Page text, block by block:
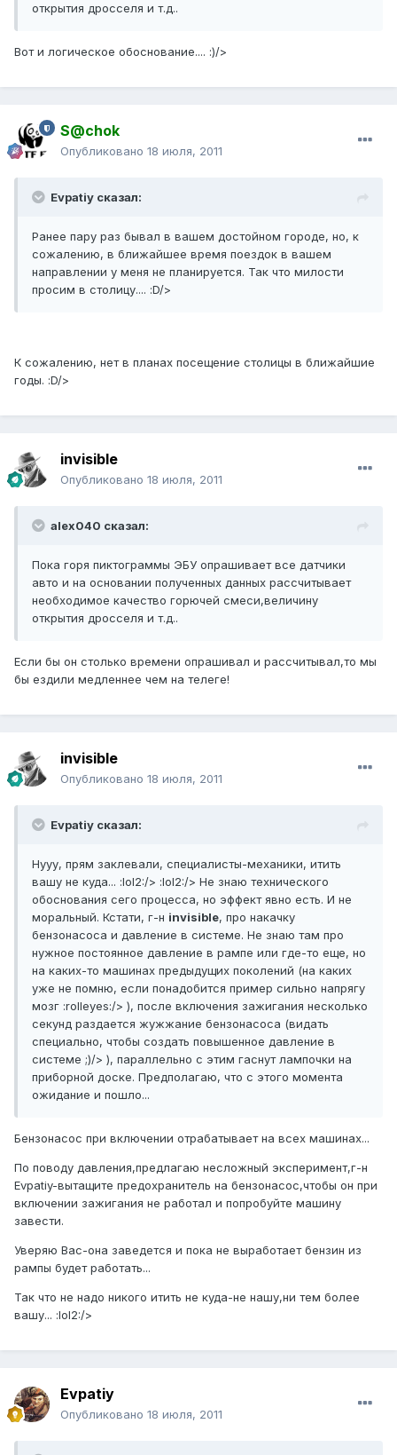
открытия дросселя и т.д..
Вот и логическое обоснование.... :)/>
S@chok
Опубликовано 18 июля, 2011
Evpatiy сказал:
Ранее пару раз бывал в вашем достойном городе, но, к
сожалению, в ближайшее время поездок в вашем
направлении у меня не планируется. Так что милости
просим в столицу.... :D/>
К сожалению, нет в планах посещение столицы в ближайшие
годы. :D/>
invisible
Опубликовано 18 июля, 2011
alex040 сказал:
Пока горя пиктограммы ЭБУ опрашивает все датчики
авто и на основании полученных данных рассчитывает
необходимое качество горючей смеси,величину
открытия дросселя и т.д..
Если бы он столько времени опрашивал и рассчитывал,то мы
бы ездили медленнее чем на телеге!
invisible
Опубликовано 18 июля, 2011
Evpatiy сказал:
Нууу, прям заклевали, специалисты-механики, итить
вашу не куда... :lol2:/> :lol2:/> Не знаю технического
обоснования сего процесса, но эффект явно есть. И не
моральный. Кстати, г-н invisible, про накачку
бензонасоса и давление в системе. Не знаю там про
нужное постоянное давление в рампе или где-то еще, но
на каких-то машинах предыдущих поколений (на каких
уже не помню, если понадобится пример сильно напрягу
мозг :rolleyes:/> ), после включения зажигания несколько
секунд раздается жужжание бензонасоса (видать
специально, чтобы создать повышенное давление в
системе ;)/> ), параллельно с этим гаснут лампочки на
приборной доске. Предполагаю, что с этого момента
ожидание и пошло...
Бензонасос при включении отрабатывает на всех машинах...
По поводу давления,предлагаю несложный эксперимент,г-н
Evpatiy-вытащите предохранитель на бензонасос,чтобы он при
включении зажигания не работал и попробуйте машину
завести.
Уверяю Вас-она заведется и пока не выработает бензин из
рампы будет работать...
Так что не надо никого итить не куда-не нашу,ни тем более
вашу... :lol2:/>
Evpatiy
Опубликовано 18 июля, 2011